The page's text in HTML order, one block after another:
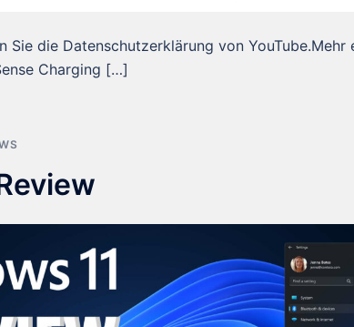
die Datenschutzerklärung von YouTube.Mehr
Charging […]